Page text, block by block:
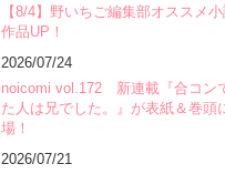
【8/4】野いちご編集部オススメ
作品UP！
2026/07/24
noicomi vol.172 新連載『合コン
た人は兄でした。』が表紙＆巻頭
場！
2026/07/21